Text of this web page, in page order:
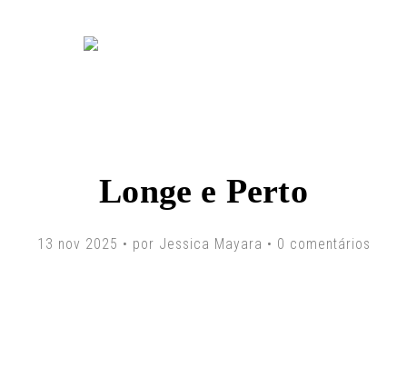
Longe e Perto
13 nov 2025 • por Jessica Mayara • 0 comentários